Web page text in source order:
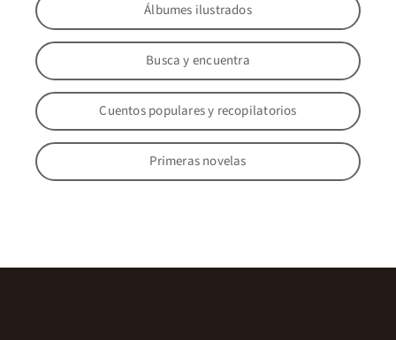
Álbumes ilustrados
Busca y encuentra
Cuentos populares y recopilatorios
Primeras novelas